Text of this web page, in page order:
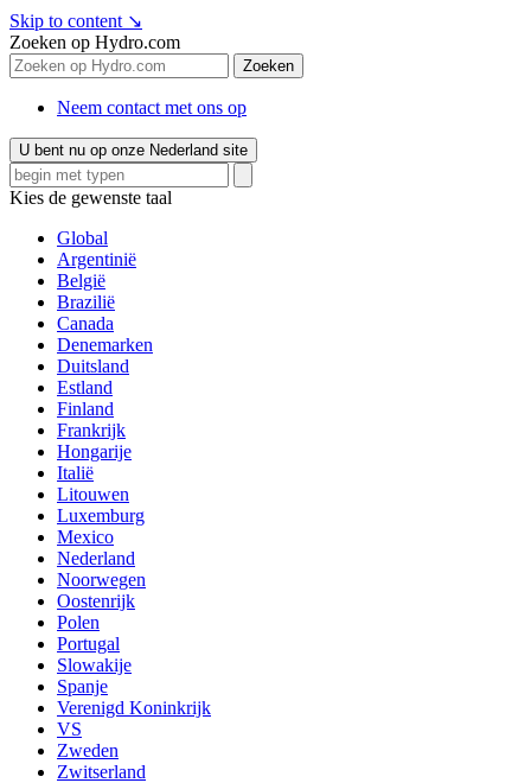
Skip to content ↘
Zoeken op Hydro.com
Zoeken
Neem contact met ons op
U bent nu op onze Nederland site
Kies de gewenste taal
Global
Argentinië
België
Brazilië
Canada
Denemarken
Duitsland
Estland
Finland
Frankrijk
Hongarije
Italië
Litouwen
Luxemburg
Mexico
Nederland
Noorwegen
Oostenrijk
Polen
Portugal
Slowakije
Spanje
Verenigd Koninkrijk
VS
Zweden
Zwitserland